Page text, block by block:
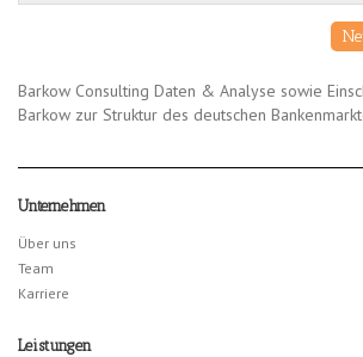
Barkow Consulting Daten & Analyse sowie
Barkow zur Struktur des deutschen
Unternehmen
Über uns
Team
Karriere
Leistungen